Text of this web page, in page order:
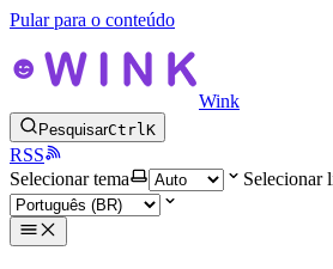
Pular para o conteúdo
Wink
PesquisarCtrlK
RSS
Selecionar tema
Selecionar